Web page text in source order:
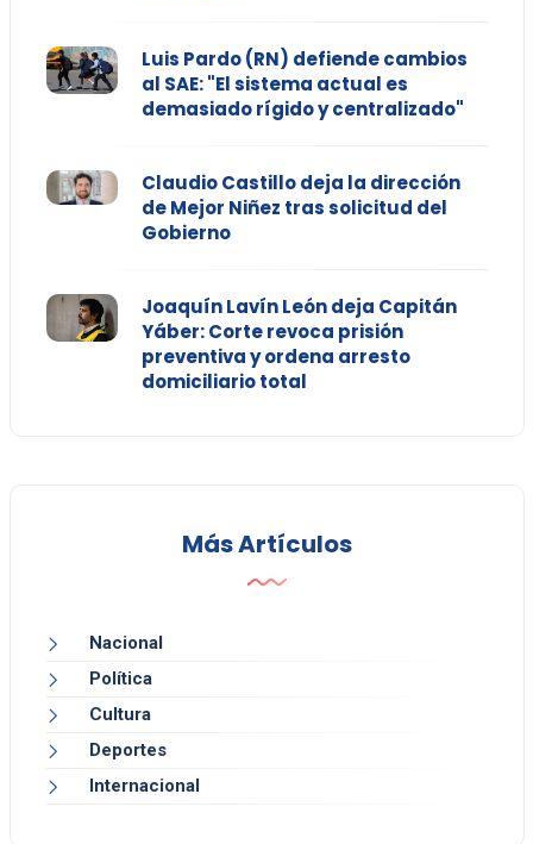
Luis Pardo (RN) defiende cambios
al SAE: "El sistema actual es
demasiado rígido y centralizado"
Claudio Castillo deja la dirección
de Mejor Niñez tras solicitud del
Gobierno
Joaquín Lavín León deja Capitán
Yáber: Corte revoca prisión
preventiva y ordena arresto
domiciliario total
Más Artículos
Nacional
Política
Cultura
Deportes
Internacional